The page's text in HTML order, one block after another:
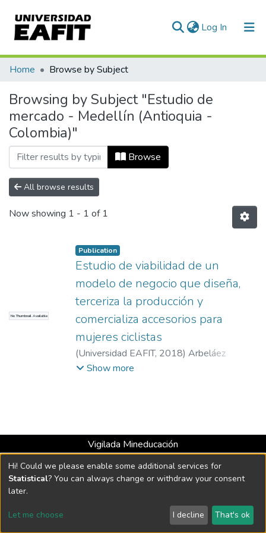
Log In (current)
Communities & Collections
All of DSpace
Home Browse by Subject
Browsing by Subject "Estudio de
mercado - Medellín (Antioquia -
Colombia)"
Browse
All browse results
Now showing 1 - 1 of 1
No Thumbnail Available
Publication
Estudio de viabilidad de un
modelo de negocio que diseña,
terceriza la producción y
comercializa accesorios para
mujeres ciclistas
(Universidad EAFIT, 2018) Arbeláez
Jaramillo, Natalia
Show more
Vigilada Mineducación
Universidad con Acreditación Institucional hasta 2026 -
Resolución MEN 2158 de 2018
DSpace software copyright © 2002-2026 LYRASIS
Send Feedback
Hi! Could we please enable some additional services for
Statistical? You can always change or withdraw your consent
later.
Let me choose I decline That's ok